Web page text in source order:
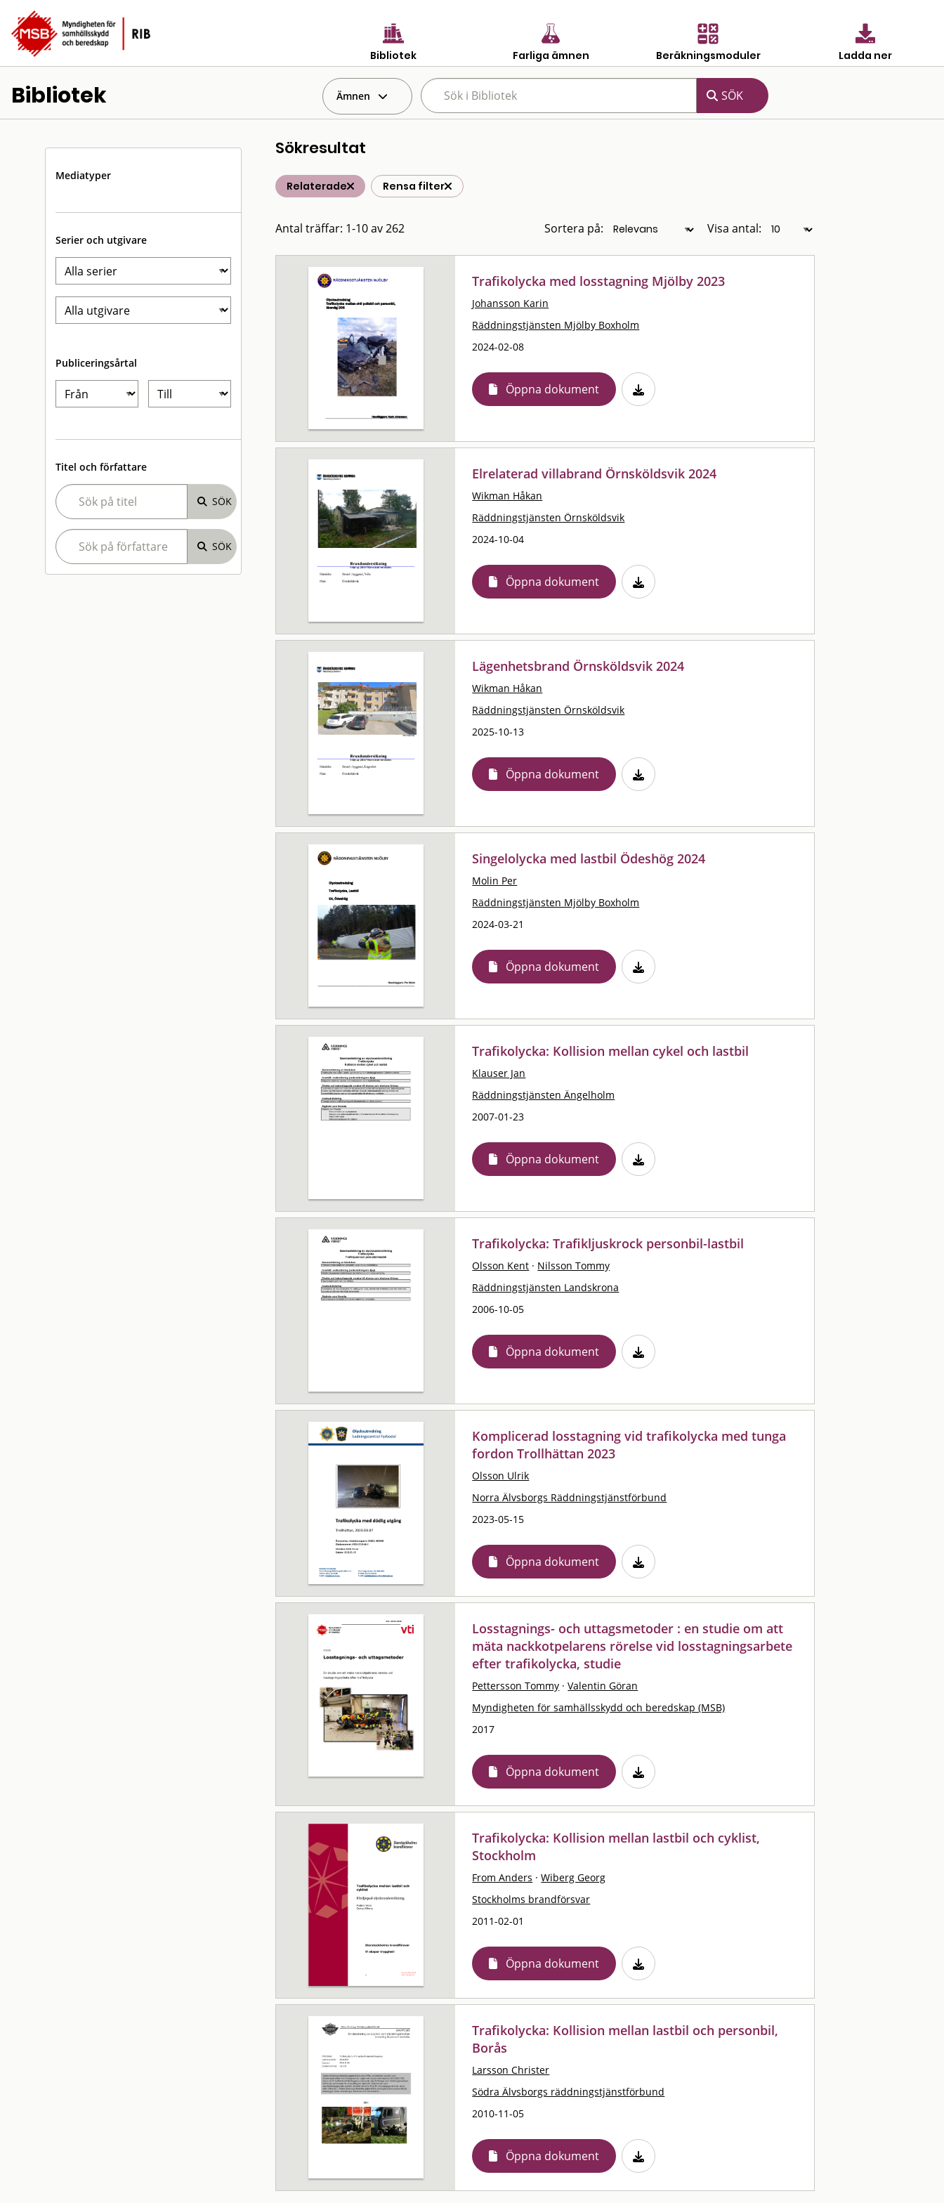
Bibliotek Farliga ämnen Beräkningsmoduler Ladda ner
Bibliotek Ämnen
Mediatyper
Serier och utgivare
Publiceringsårtal
Titel och författare
Sökresultat
Relaterade Rensa filter
Antal träffar: 1-10 av 262 Sortera på: Visa antal:
Trafikolycka med losstagning Mjölby 2023
Johansson Karin
Räddningstjänsten Mjölby Boxholm
2024-02-08
Öppna dokument
Elrelaterad villabrand Örnsköldsvik 2024
Wikman Håkan
Räddningstjänsten Örnsköldsvik
2024-10-04
Öppna dokument
Lägenhetsbrand Örnsköldsvik 2024
Wikman Håkan
Räddningstjänsten Örnsköldsvik
2025-10-13
Öppna dokument
Singelolycka med lastbil Ödeshög 2024
Molin Per
Räddningstjänsten Mjölby Boxholm
2024-03-21
Öppna dokument
Trafikolycka: Kollision mellan cykel och lastbil
Klauser Jan
Räddningstjänsten Ängelholm
2007-01-23
Öppna dokument
Trafikolycka: Trafikljuskrock personbil-lastbil
Olsson Kent · Nilsson Tommy
Räddningstjänsten Landskrona
2006-10-05
Öppna dokument
Komplicerad losstagning vid trafikolycka med tunga
fordon Trollhättan 2023
Olsson Ulrik
Norra Älvsborgs Räddningstjänstförbund
2023-05-15
Öppna dokument
Losstagnings- och uttagsmetoder : en studie om att
mäta nackkotpelarens rörelse vid losstagningsarbete
efter trafikolycka, studie
Pettersson Tommy · Valentin Göran
Myndigheten för samhällsskydd och beredskap (MSB)
2017
Öppna dokument
Trafikolycka: Kollision mellan lastbil och cyklist,
Stockholm
From Anders · Wiberg Georg
Stockholms brandförsvar
2011-02-01
Öppna dokument
Trafikolycka: Kollision mellan lastbil och personbil,
Borås
Larsson Christer
Södra Älvsborgs räddningstjänstförbund
2010-11-05
Öppna dokument